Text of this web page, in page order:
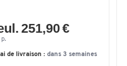
251,90 €
p.
de livraison : dans 3 semaines